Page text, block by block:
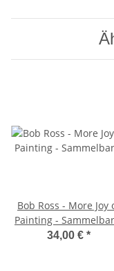
Bob Ross - More Joy
Painting -
34,00 € *